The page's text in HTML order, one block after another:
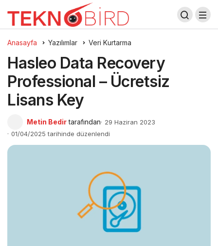
Anasayfa Yazılımlar Veri Kurtarma
Hasleo Data Recovery
Professional – Ücretsiz
Lisans Key
Metin Bedir tarafından
29 Haziran 2023
01/04/2025 tarihinde düzenlendi